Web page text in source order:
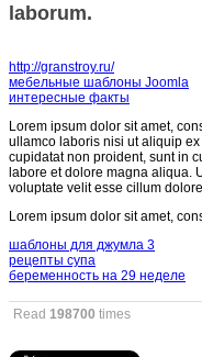
laborum.
http://granstroy.ru/
мебельные шаблоны Joomla
интересные факты
Lorem ipsum dolor sit amet,
ullamco laboris nisi ut aliquip
cupidatat non proident, sunt in
labore et dolore magna aliqua.
voluptate velit esse cillum
Lorem ipsum dolor sit amet,
шаблоны для джумла 3
рецепты супа
беременность на 29 неделе
Read 198700 times